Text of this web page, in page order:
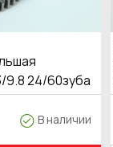
9.8 24/60зуба
В наличии